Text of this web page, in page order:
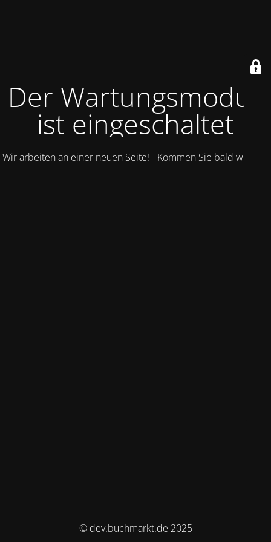
Der Wartungsmodus
ist eingeschaltet
Wir arbeiten an einer neuen Seite! - Kommen Sie bald wieder.
© dev.buchmarkt.de 2025